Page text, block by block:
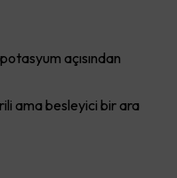
açısından
ama besleyici bir ara